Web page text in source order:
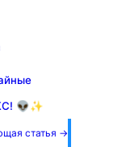
👽✨
статья →